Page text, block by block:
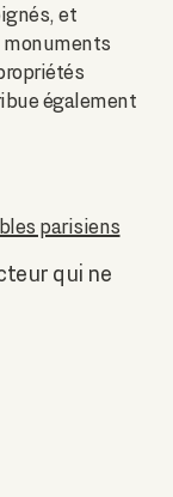
et
monuments
également
parisiens
qui ne